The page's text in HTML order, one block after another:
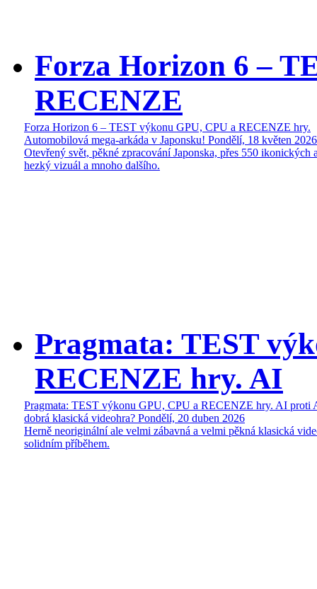
Forza Horizon 6 –
RECENZE
Forza Horizon 6 – TEST výkonu GPU, CPU a RECENZE hry.
Automobilová mega-arkáda v Japonsku! Pondělí, 18 květen 2026
Otevřený svět, pěkné zpracování Japonska, přes 550 ikonických
hezký vizuál a mnoho dalšího.
Pragmata: TEST
RECENZE hry. AI
Pragmata: TEST výkonu GPU, CPU a RECENZE hry. AI proti
dobrá klasická videohra? Pondělí, 20 duben 2026
Herně neoriginální ale velmi zábavná a velmi pěkná klasická
solidním příběhem.